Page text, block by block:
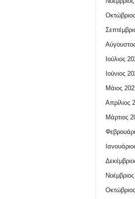
Ιούλιος
Ιούνιος
Μάιος
Απρίλιος
Μάρτιος